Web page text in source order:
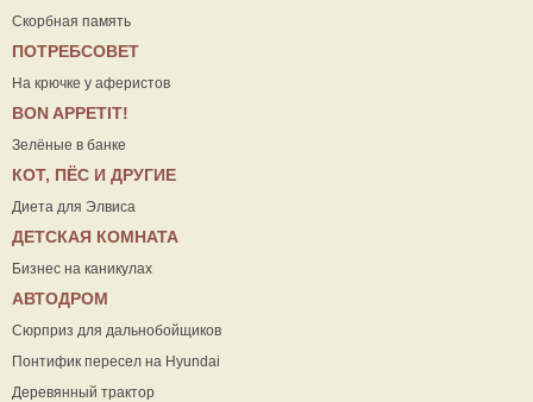
Скорбная память
ПОТРЕБСОВЕТ
На крючке у аферистов
ВON APPETIT!
Зелёные в банке
КОТ, ПЁС И ДРУГИЕ
Диета для Элвиса
ДЕТСКАЯ КОМНАТА
Бизнес на каникулах
АВТОДРОМ
Сюрприз для дальнобойщиков
Понтифик пересел на Hyundai
Деревянный трактор